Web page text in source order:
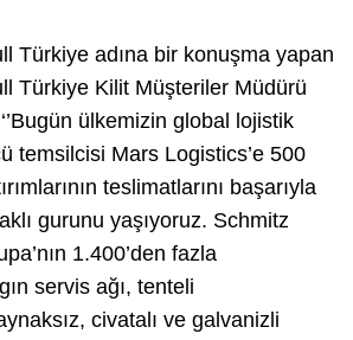
Türkiye adına bir konuşma yapan
Türkiye Kilit Müşteriler Müdürü
ülkemizin global lojistik
temsilcisi Mars Logistics’e 500
teslimatlarını başarıyla
gurunu yaşıyoruz. Schmitz
1.400’den fazla
servis ağı, tenteli
civatalı ve galvanizli